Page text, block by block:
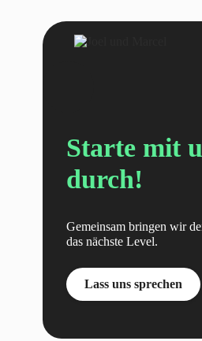
Starte mit
durch!
Gemeinsam bringen wir
das nächste Level.
Lass uns sprechen